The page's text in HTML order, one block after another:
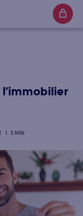
5 MIN